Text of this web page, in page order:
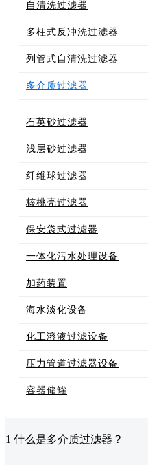
自清洗过滤器
多柱式反冲洗过滤器
列管式自清洗过滤器
多介质过滤器
石英砂过滤器
浅层砂过滤器
纤维球过滤器
核桃壳过滤器
保安袋式过滤器
一体化污水处理设备
加药装置
海水淡化设备
化工溶液过滤设备
压力管道过滤器设备
容器储罐
1 什么是多介质过滤器？